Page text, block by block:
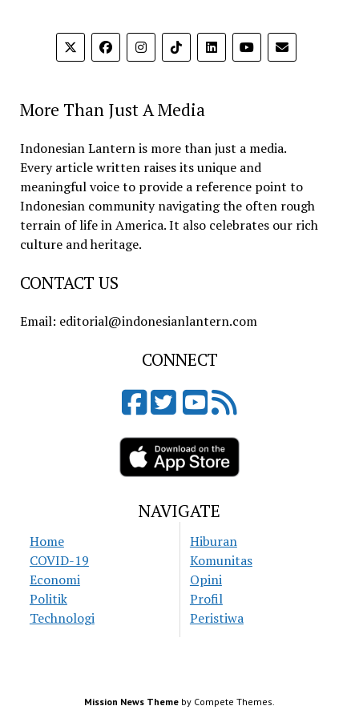
More Than Just A Media
Indonesian Lantern is more than just a media.
Every article written raises its unique and
meaningful voice to provide a reference point to
Indonesian community navigating the often rough
terrain of life in America. It also celebrates our rich
culture and heritage.
CONTACT US
Email: editorial@indonesianlantern.com
CONNECT
NAVIGATE
Home
COVID-19
Economi
Politik
Technologi
Hiburan
Komunitas
Opini
Profil
Peristiwa
Mission News Theme by Compete Themes.